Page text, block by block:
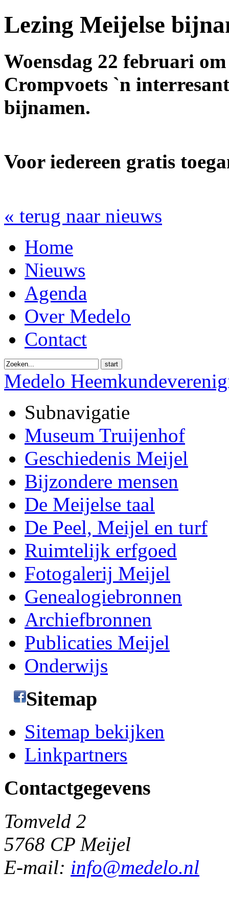
Lezing Meijelse
Woensdag 22 februari
Crompvoets `n
bijnamen.
Voor iedereen gratis
« terug naar nieuws
Home
Nieuws
Agenda
Over Medelo
Contact
start
Medelo
Subnavigatie
Museum Truijenhof
Geschiedenis Meijel
Bijzondere mensen
De Meijelse taal
De Peel, Meijel en turf
Ruimtelijk erfgoed
Fotogalerij Meijel
Genealogiebronnen
Archiefbronnen
Publicaties Meijel
Onderwijs
Sitemap
Sitemap bekijken
Linkpartners
Contactgegevens
Tomveld 2
5768 CP Meijel
E-mail: info@medelo.nl